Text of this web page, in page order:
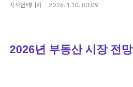
시사한매니져 2026. 1. 10. 03:09
2026년 부동산 시장 전망